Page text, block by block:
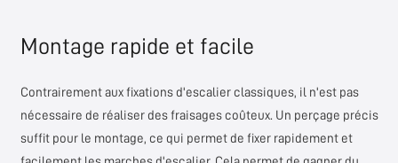
Montage rapide et facile
Contrairement aux fixations d'escalier classiques, il n'est pas
nécessaire de réaliser des fraisages coûteux. Un perçage précis
suffit pour le montage, ce qui permet de fixer rapidement et